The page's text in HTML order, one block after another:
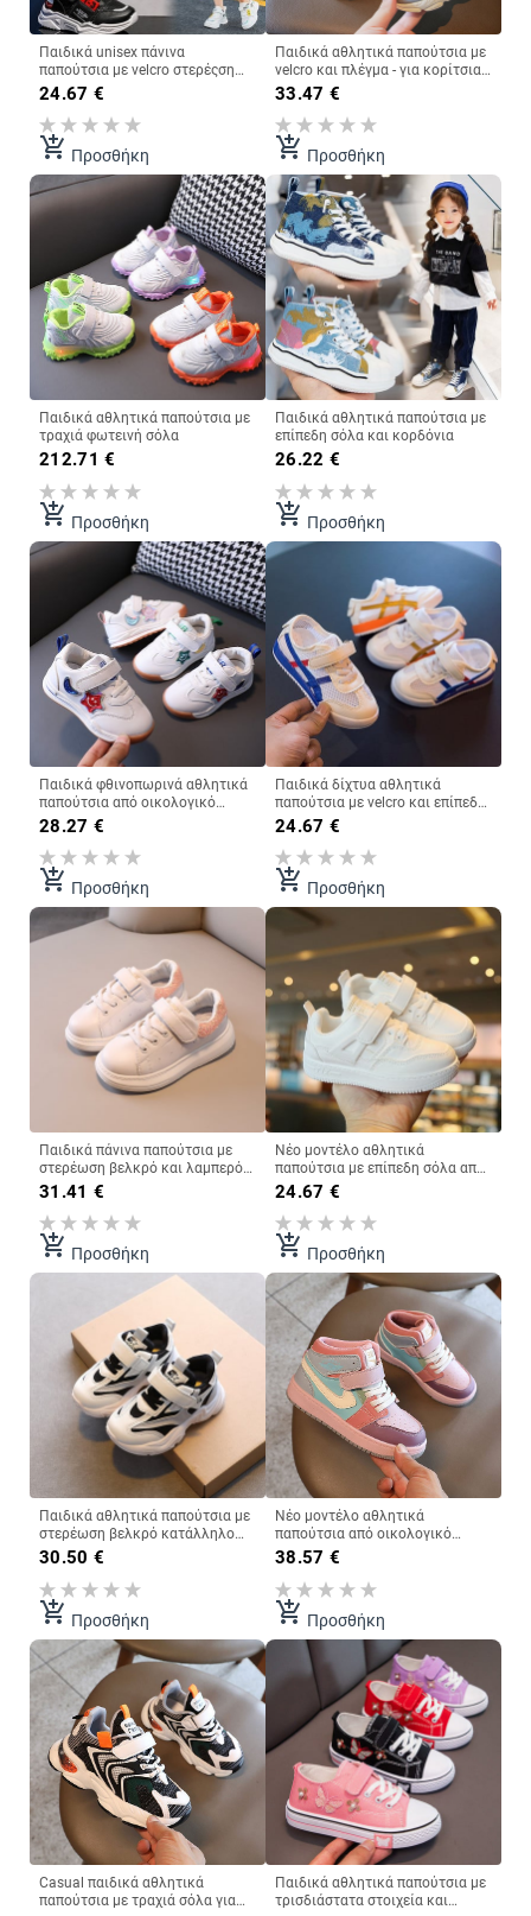
Παιδικά unisex πάνινα
παπούτσια με velcro στερέςση
επιγραφή και κορδόνια
24.67 €
add_shopping_cart Προσθήκη
Παιδικά αθλητικά παπούτσια με
velcro και πλέγμα - για κορίτσια
και αγόρια
33.47 €
add_shopping_cart Προσθήκη
Παιδικά αθλητικά παπούτσια με
τραχιά φωτεινή σόλα
212.71 €
add_shopping_cart Προσθήκη
Παιδικά αθλητικά παπούτσια με
επίπεδη σόλα και κορδόνια
26.22 €
add_shopping_cart Προσθήκη
Παιδικά φθινοπωρινά αθλητικά
παπούτσια από οικολογικό
δέρμα με απλικέ
28.27 €
add_shopping_cart Προσθήκη
Παιδικά δίχτυα αθλητικά
παπούτσια με velcro και επίπεδη
σόλα
24.67 €
add_shopping_cart Προσθήκη
Παιδικά πάνινα παπούτσια με
στερέωση βελκρό και λαμπερό
εφέ
31.41 €
add_shopping_cart Προσθήκη
Νέο μοντέλο αθλητικά
παπούτσια με επίπεδη σόλα από
οικολογικό δέρμα για κορίτσια
24.67 €
add_shopping_cart Προσθήκη
Παιδικά αθλητικά παπούτσια με
στερέωση βελκρό κατάλληλο
για αγόρια και κορίτσια
30.50 €
add_shopping_cart Προσθήκη
Νέο μοντέλο αθλητικά
παπούτσια από οικολογικό
δέρμα για κορίτσια
38.57 €
add_shopping_cart Προσθήκη
Casual παιδικά αθλητικά
παπούτσια με τραχιά σόλα για
Παιδικά αθλητικά παπούτσια με
τρισδιάστατα στοιχεία και